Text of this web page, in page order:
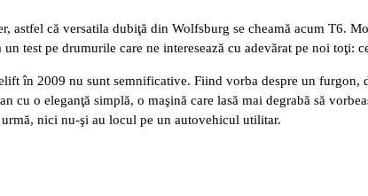
astfel că versatila dubiţă din Wolfsburg se cheamă acum T6.
test pe drumurile care ne interesează cu adevărat pe noi toţi:
în 2009 nu sunt semnificative. Fiind vorba despre un furgon,
o eleganţă simplă, o maşină care lasă mai degrabă să
nici nu-şi au locul pe un autovehicul utilitar.